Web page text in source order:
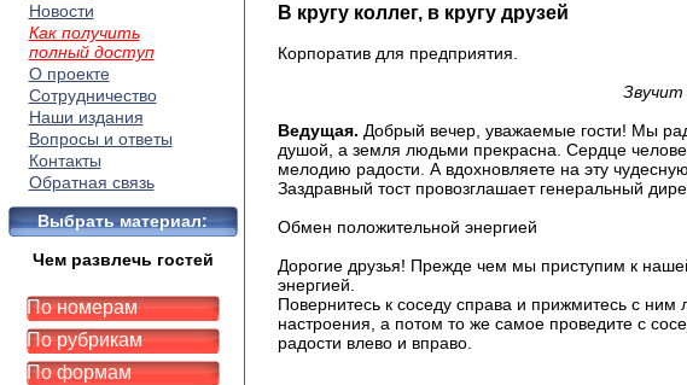
Новости
Как получить
полный доступ
О проекте
Сотрудничество
Наши издания
Вопросы и ответы
Контакты
Обратная связь
Выбрать материал:
Чем развлечь гостей
По номерам
По рубрикам
По формам
В кругу коллег, в кругу друзей
Корпоратив для предприятия.
Звучит
Ведущая. Добрый вечер, уважаемые гости! Мы
душой, а земля людьми прекрасна. Сердце
мелодию радости. А вдохновляете на эту
Заздравный тост провозглашает генеральный
Обмен положительной энергией
Дорогие друзья! Прежде чем мы приступим к
энергией.
Повернитесь к соседу справа и прижмитесь с
настроения, а потом то же самое проведите с
радости влево и вправо.